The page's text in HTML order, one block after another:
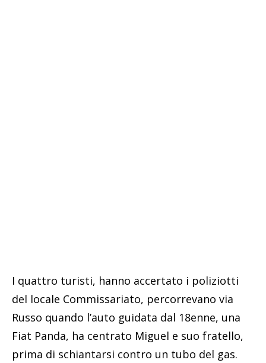
I quattro turisti, hanno accertato i poliziotti
del locale Commissariato, percorrevano via
Russo quando l’auto guidata dal 18enne, una
Fiat Panda, ha centrato Miguel e suo fratello,
prima di schiantarsi contro un tubo del gas.